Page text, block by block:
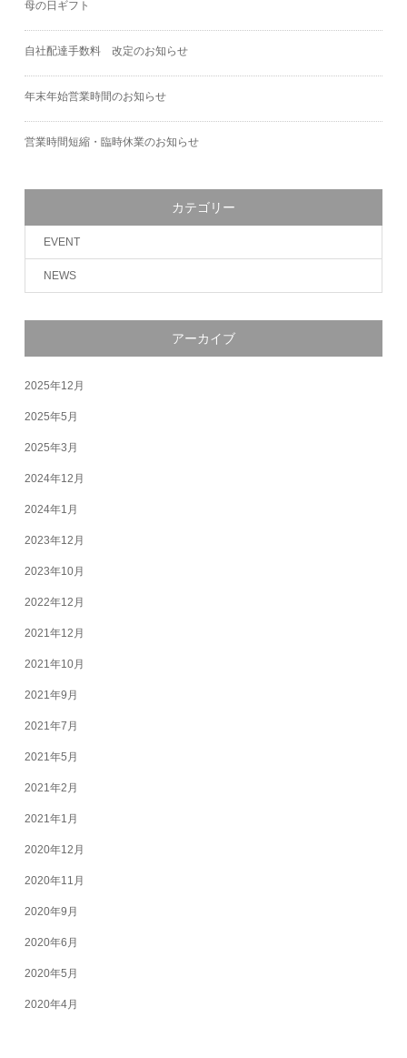
母の日ギフト
自社配達手数料 改定のお知らせ
年末年始営業時間のお知らせ
営業時間短縮・臨時休業のお知らせ
カテゴリー
EVENT
NEWS
アーカイブ
2025年12月
2025年5月
2025年3月
2024年12月
2024年1月
2023年12月
2023年10月
2022年12月
2021年12月
2021年10月
2021年9月
2021年7月
2021年5月
2021年2月
2021年1月
2020年12月
2020年11月
2020年9月
2020年6月
2020年5月
2020年4月